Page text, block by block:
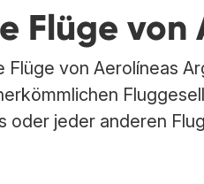
Flüge
Flüge von Aerolíneas
oder jeder anderen